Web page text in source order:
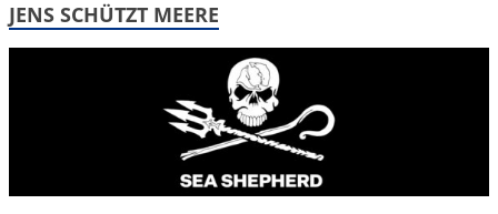
JENS SCHÜTZT MEERE